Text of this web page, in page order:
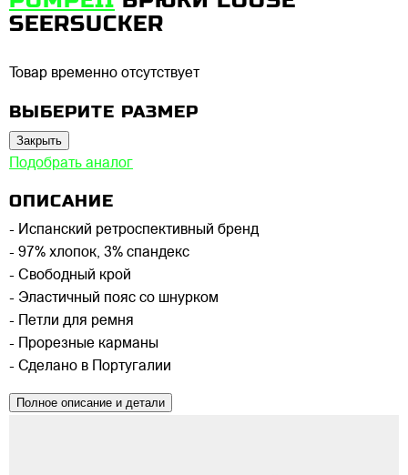
SEERSUCKER
Товар временно отсутствует
ВЫБЕРИТЕ РАЗМЕР
Закрыть
Подобрать аналог
ОПИСАНИЕ
- Испанский ретроспективный бренд
- 97% хлопок, 3% спандекс
- Свободный крой
- Эластичный пояс со шнурком
- Петли для ремня
- Прорезные карманы
- Сделано в Португалии
Полное описание и детали